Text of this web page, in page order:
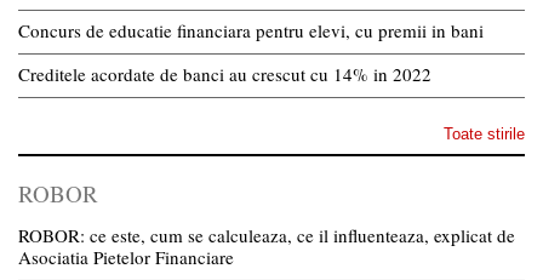
Concurs de educatie financiara pentru elevi, cu premii in bani
Creditele acordate de banci au crescut cu 14% in 2022
Toate stirile
ROBOR
ROBOR: ce este, cum se calculeaza, ce il influenteaza, explicat de
Asociatia Pietelor Financiare